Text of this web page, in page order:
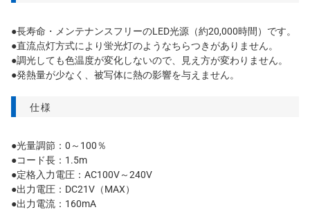
●長寿命・メンテナンスフリーのLED光源（約20,000時間）です。
●直流点灯方式により蛍光灯のようなちらつきがありません。
●調光しても色温度が変化しないので、見え方が変わりません。
●発熱量が少なく、被写体に熱の影響を与えません。
仕様
●光量調節：0～100％
●コード長：1.5m
●定格入力電圧：AC100V～240V
●出力電圧：DC21V（MAX）
●出力電流：160mA